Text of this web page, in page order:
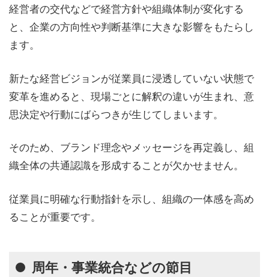
経営者の交代などで経営方針や組織体制が変化する
と、企業の方向性や判断基準に大きな影響をもたらし
ます。
新たな経営ビジョンが従業員に浸透していない状態で
変革を進めると、現場ごとに解釈の違いが生まれ、意
思決定や行動にばらつきが生じてしまいます。
そのため、ブランド理念やメッセージを再定義し、組
織全体の共通認識を形成することが欠かせません。
従業員に明確な行動指針を示し、組織の一体感を高め
ることが重要です。
周年・事業統合などの節目